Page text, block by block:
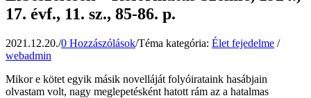
17. évf., 11. sz., 85-86. p.
2021.12.20./0 Hozzászólások/Téma kategória: Élet fejedelme /
webadmin
Mikor e kötet egyik másik novelláját folyóirataink hasábjain
olvastam volt, nagy meglepetésként hatott rám az a hatalmas